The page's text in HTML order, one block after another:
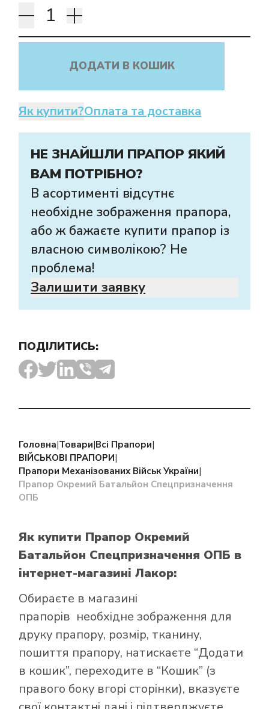
ДОДАТИ В КОШИК
Як купити?Оплата та доставка
НЕ ЗНАЙШЛИ ПРАПОР ЯКИЙ
ВАМ ПОТРІБНО?
В асортименті відсутнє
необхідне зображення прапора,
або ж бажаєте купити прапор із
власною символікою? Не
проблема!
Залишити заявку
ПОДІЛИТИСЬ:
Головна|Товари|Всі Прапори|
ВІЙСЬКОВІ ПРАПОРИ|
Прапори Механізованих Військ України|
Прапор Окремий Батальйон Спецпризначення
ОПБ
Як купити Прапор Окремий
Батальйон Спецпризначення ОПБ в
інтернет-магазині Лакор:
Обираєте в магазині
прапорів необхідне зображення для
друку прапору, розмір, тканину,
пошиття прапору, натискаєте “Додати
в кошик”, переходите в “Кошик” (з
правого боку вгорі сторінки), вказуєте